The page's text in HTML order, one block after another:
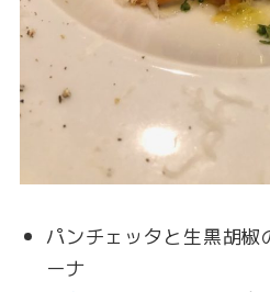
パンチェッタと生黒胡椒
ーナ